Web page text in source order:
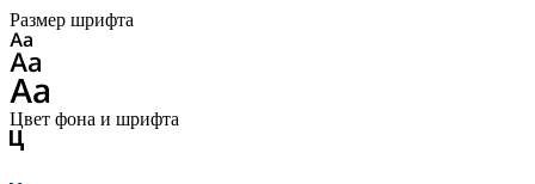
Размер шрифта
Цвет фона и шрифта